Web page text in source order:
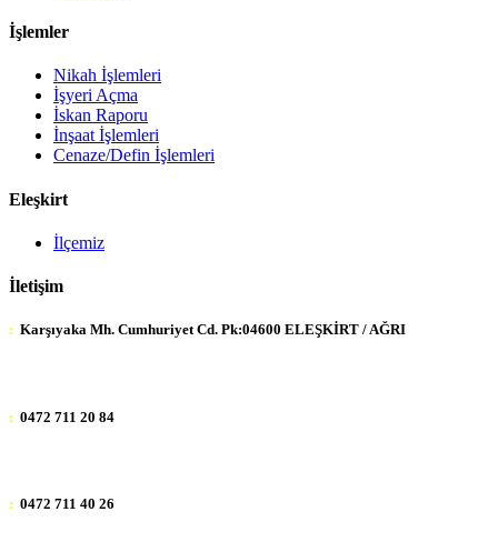
İşlemler
Nikah İşlemleri
İşyeri Açma
İskan Raporu
İnşaat İşlemleri
Cenaze/Defin İşlemleri
Eleşkirt
İlçemiz
İletişim
: Karşıyaka Mh. Cumhuriyet Cd. Pk:04600 ELEŞKİRT / AĞRI
: 0472 711 20 84
: 0472 711 40 26